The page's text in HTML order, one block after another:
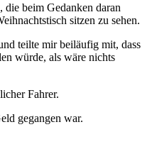
beim Gedanken daran
sitzen zu sehen.
teilte mir beiläufig mit, dass
würde, als wäre nichts
Fahrer.
gegangen war.